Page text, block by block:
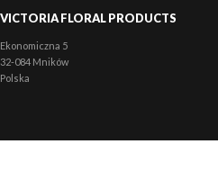
VICTORIA FLORAL PRODUCTS
Ekonomiczna 5
32-084 Mników
Polska